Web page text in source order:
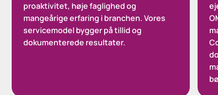
proaktivitet, høje faglighed og
mangeårige erfaring i branchen. Vores
servicemodel bygger på tillid og
dokumenterede resultater.